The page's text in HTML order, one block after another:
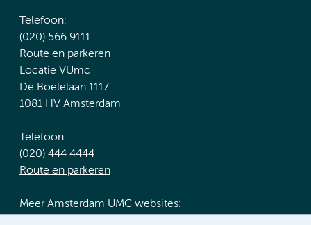
Telefoon:
(020) 566 9111
Route en parkeren
Locatie VUmc
De Boelelaan 1117
1081 HV Amsterdam
Telefoon:
(020) 444 4444
Route en parkeren
Meer Amsterdam UMC websites: